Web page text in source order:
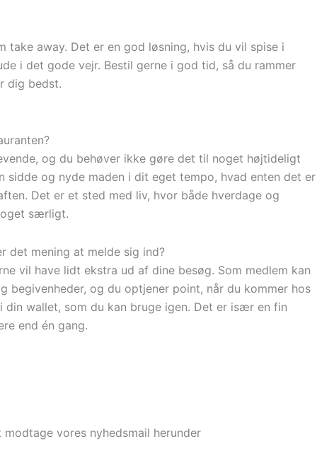
take away. Det er en god løsning, hvis du vil spise i
i det gode vejr. Bestil gerne i god tid, så du rammer
dig bedst.
og du behøver ikke gøre det til noget højtideligt
sidde og nyde maden i dit eget tempo, hvad enten det er
Det er et sted med liv, hvor både hverdage og
særligt.
det mening at melde sig ind?
vil have lidt ekstra ud af dine besøg. Som medlem kan
begivenheder, og du optjener point, når du kommer hos
din wallet, som du kan bruge igen. Det er især en fin
end én gang.
vores nyhedsmail herunder